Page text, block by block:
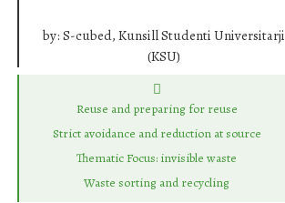
by: S-cubed, Kunsill Studenti Universitarji
(KSU)
Reuse and preparing for reuse
Strict avoidance and reduction at source
Thematic Focus: invisible waste
Waste sorting and recycling